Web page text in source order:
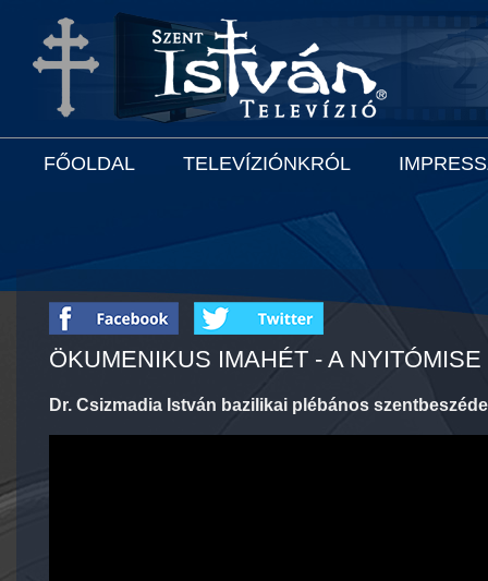
FŐOLDAL TELEVÍZIÓNKRÓL
ÖKUMENIKUS IMAHÉT - A
Dr. Csizmadia István bazilikai plébános